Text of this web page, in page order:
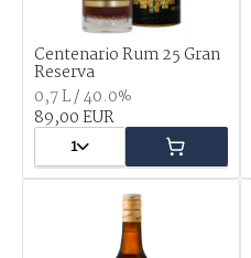
Centenario Rum 25 Gran
Reserva
0,7 L / 40.0%
89,00 EUR
1